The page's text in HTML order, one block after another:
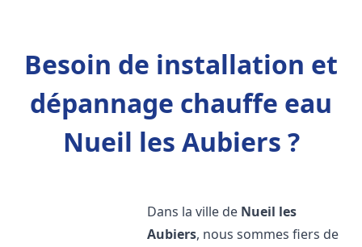
Besoin de installation et
dépannage chauffe eau
Nueil les Aubiers ?
Dans la ville de Nueil les
Aubiers, nous sommes fiers de